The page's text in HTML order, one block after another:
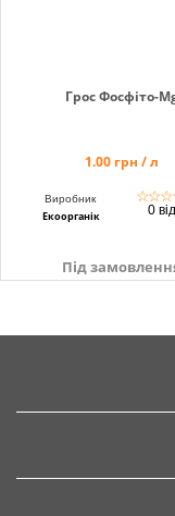
Грос Фосфіто-
1.00 грн / л
Виробник
Екоорганік
☆☆☆
0
Під